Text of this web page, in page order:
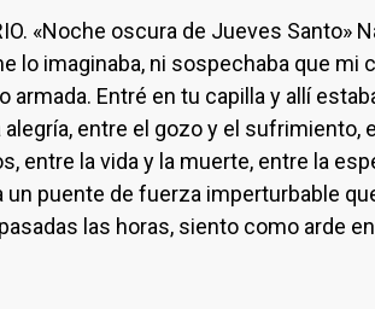
«Noche oscura de Jueves Santo»
lo imaginaba, ni sospechaba que mi
Entré en tu capilla y allí
alegría, entre el gozo y el sufrimiento,
entre la vida y la muerte, entre la
un puente de fuerza imperturbable
las horas, siento como arde